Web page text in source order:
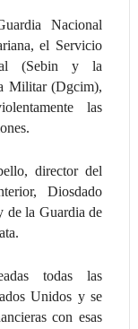
Nacional
el Servicio
(Sebin y la
Militar (Dgcim),
las
director del
Diosdado
de la Guardia de
todas las
Unidos y se
con esas